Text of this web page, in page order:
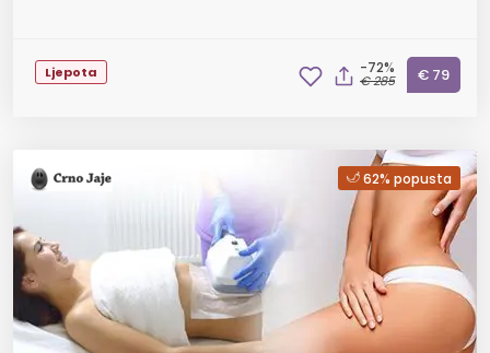
Ljepota -72%
€ 285 € 79
62% popusta